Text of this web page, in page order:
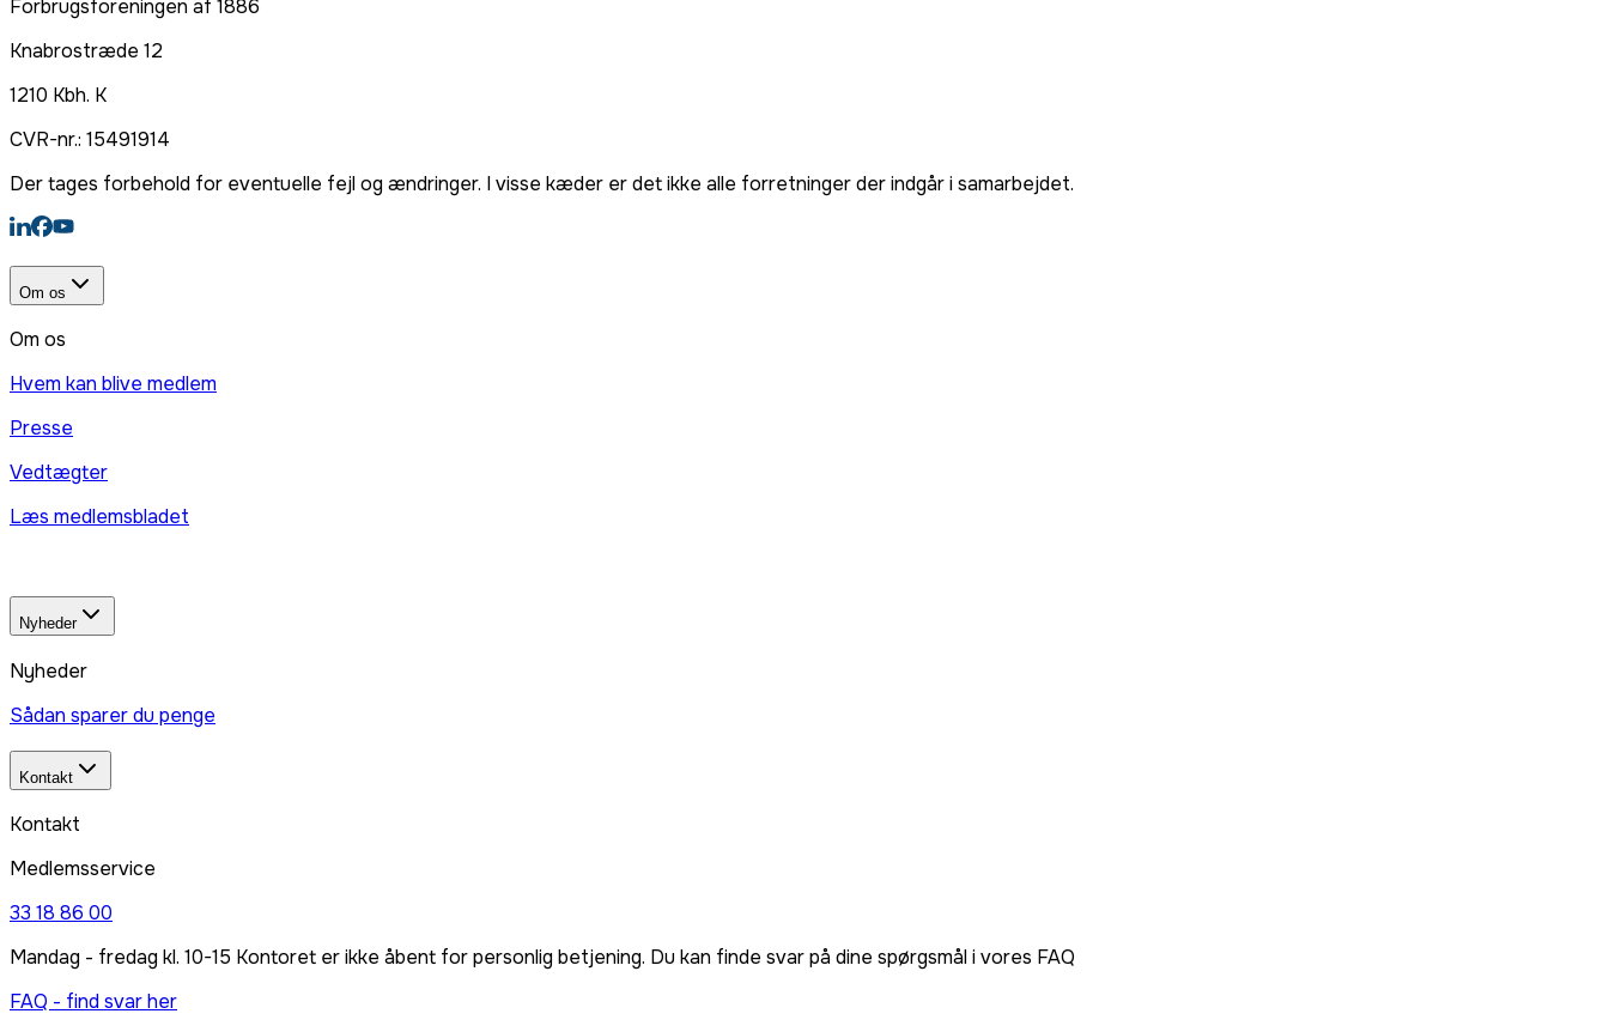
Forbrugsforeningen af 1886
Knabrostræde 12
1210 Kbh. K
CVR-nr.: 15491914
Der tages forbehold for eventuelle fejl og ændringer. I visse kæder er det ikke alle forretninger der indgår i samarbejdet.
Om os
Om os
Hvem kan blive medlem
Presse
Vedtægter
Læs medlemsbladet
Nyheder
Nyheder
Sådan sparer du penge
Kontakt
Kontakt
Medlemsservice
33 18 86 00
Mandag - fredag kl. 10-15 Kontoret er ikke åbent for personlig betjening. Du kan finde svar på dine spørgsmål i vores FAQ
FAQ - find svar her